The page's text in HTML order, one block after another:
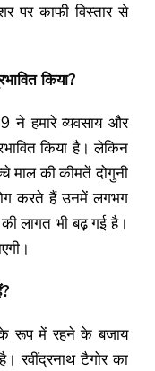
पर काफी विस्तार से
किया?
ने हमारे व्यवसाय और
किया है। लेकिन
माल की कीमतें दोगुनी
करते हैं उनमें लगभग
लागत भी बढ़ गई है।
के रूप में रहने के बजाय
है। रवींद्रनाथ टैगोर का